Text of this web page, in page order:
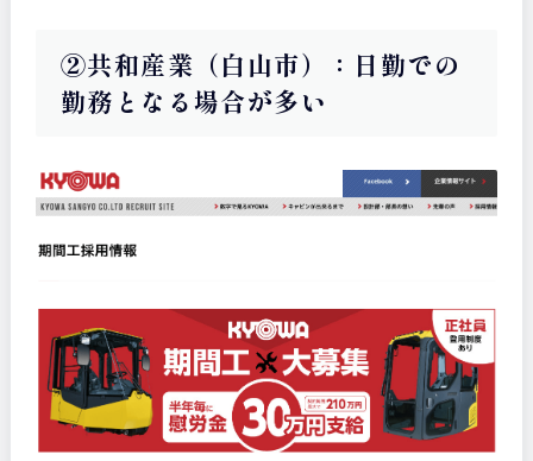
②共和産業（白山市）：日勤での
勤務となる場合が多い